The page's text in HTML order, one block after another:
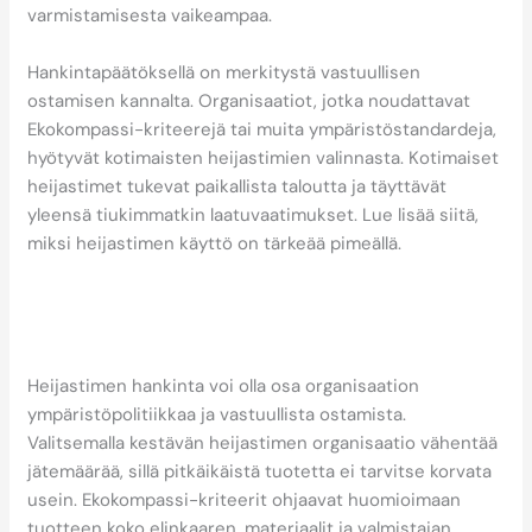
varmistamisesta vaikeampaa.
Hankintapäätöksellä on merkitystä vastuullisen
ostamisen kannalta. Organisaatiot, jotka noudattavat
Ekokompassi-kriteerejä tai muita ympäristöstandardeja,
hyötyvät kotimaisten heijastimien valinnasta. Kotimaiset
heijastimet tukevat paikallista taloutta ja täyttävät
yleensä tiukimmatkin laatuvaatimukset. Lue lisää siitä,
miksi heijastimen käyttö on tärkeää pimeällä.
Heijastimen hankinta voi olla osa organisaation
ympäristöpolitiikkaa ja vastuullista ostamista.
Valitsemalla kestävän heijastimen organisaatio vähentää
jätemäärää, sillä pitkäikäistä tuotetta ei tarvitse korvata
usein. Ekokompassi-kriteerit ohjaavat huomioimaan